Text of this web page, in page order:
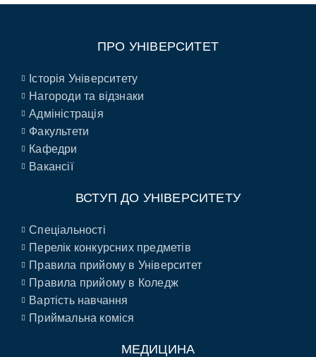
ПРО УНІВЕРСИТЕТ
Історія Університету
Нагороди та відзнаки
Адміністрація
Факультети
Кафедри
Вакансії
ВСТУП ДО УНІВЕРСИТЕТУ
Спеціальності
Перелік конкурсних предметів
Правила прийому в Університет
Правила прийому в Коледж
Вартість навчання
Приймальна коміся
МЕДИЦИНА